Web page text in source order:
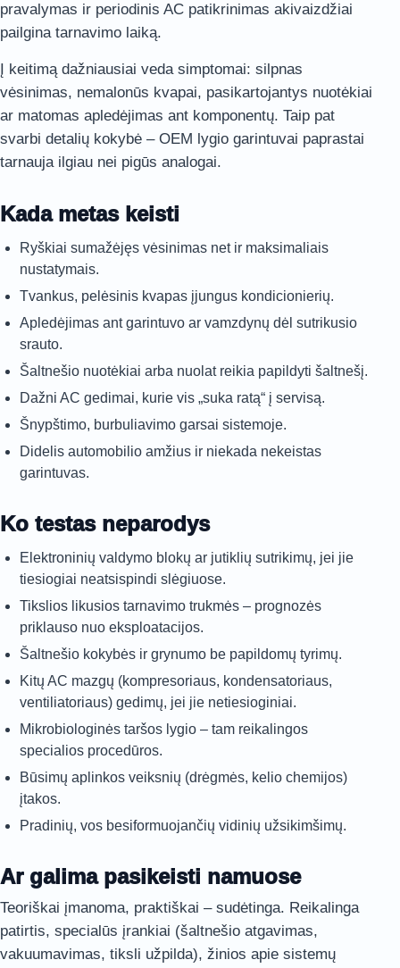
pravalymas ir periodinis AC patikrinimas akivaizdžiai
pailgina tarnavimo laiką.
Į keitimą dažniausiai veda simptomai: silpnas
vėsinimas, nemalonūs kvapai, pasikartojantys nuotėkiai
ar matomas apledėjimas ant komponentų. Taip pat
svarbi detalių kokybė – OEM lygio garintuvai paprastai
tarnauja ilgiau nei pigūs analogai.
Kada metas keisti
Ryškiai sumažėjęs vėsinimas net ir maksimaliais
nustatymais.
Tvankus, pelėsinis kvapas įjungus kondicionierių.
Apledėjimas ant garintuvo ar vamzdynų dėl sutrikusio
srauto.
Šaltnešio nuotėkiai arba nuolat reikia papildyti šaltnešį.
Dažni AC gedimai, kurie vis „suka ratą“ į servisą.
Šnypštimo, burbuliavimo garsai sistemoje.
Didelis automobilio amžius ir niekada nekeistas
garintuvas.
Ko testas neparodys
Elektroninių valdymo blokų ar jutiklių sutrikimų, jei jie
tiesiogiai neatsispindi slėgiuose.
Tikslios likusios tarnavimo trukmės – prognozės
priklauso nuo eksploatacijos.
Šaltnešio kokybės ir grynumo be papildomų tyrimų.
Kitų AC mazgų (kompresoriaus, kondensatoriaus,
ventiliatoriaus) gedimų, jei jie netiesioginiai.
Mikrobiologinės taršos lygio – tam reikalingos
specialios procedūros.
Būsimų aplinkos veiksnių (drėgmės, kelio chemijos)
įtakos.
Pradinių, vos besiformuojančių vidinių užsikimšimų.
Ar galima pasikeisti namuose
Teoriškai įmanoma, praktiškai – sudėtinga. Reikalinga
patirtis, specialūs įrankiai (šaltnešio atgavimas,
vakuumavimas, tiksli užpilda), žinios apie sistemų